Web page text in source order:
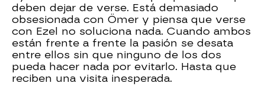
deben dejar de verse. Está demasiado
obsesionada con Ömer y piensa que verse
con Ezel no soluciona nada. Cuando ambos
están frente a frente la pasión se desata
entre ellos sin que ninguno de los dos
pueda hacer nada por evitarlo. Hasta que
reciben una visita inesperada.